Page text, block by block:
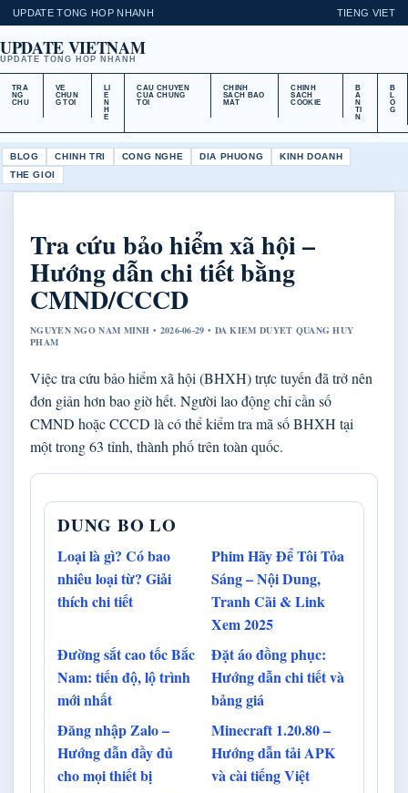
UPDATE TONG HOP NHANH TIENG VIET
UPDATE VIETNAM
UPDATE TONG HOP NHANH
TRA
NG
CHU
VE
CHUN
G TOI
LI
E
N
H
E
CAU CHUYEN
CUA CHUNG
TOI
CHINH
SACH BAO
MAT
CHINH
SACH
COOKIE
B
A
N
TI
N
B
L
O
G
BLOG CHINH TRI CONG NGHE DIA PHUONG
KINH DOANH
THE GIOI
Tra cứu bảo hiểm xã hội –
Hướng dẫn chi tiết bằng
CMND/CCCD
NGUYEN NGO NAM MINH • 2026-06-29 • DA KIEM DUYET QUANG HUY
PHAM
Việc tra cứu bảo hiểm xã hội (BHXH) trực tuyến đã trở nên
đơn giản hơn bao giờ hết. Người lao động chỉ cần số
CMND hoặc CCCD là có thể kiểm tra mã số BHXH tại
một trong 63 tỉnh, thành phố trên toàn quốc.
DUNG BO LO
Loại là gì? Có bao
nhiêu loại từ? Giải
thích chi tiết
Phim Hãy Để Tôi Tỏa
Sáng – Nội Dung,
Tranh Cãi & Link
Xem 2025
Đường sắt cao tốc Bắc
Nam: tiến độ, lộ trình
mới nhất
Đặt áo đồng phục:
Hướng dẫn chi tiết và
bảng giá
Đăng nhập Zalo –
Hướng dẫn đầy đủ
cho mọi thiết bị
Minecraft 1.20.80 –
Hướng dẫn tải APK
và cài tiếng Việt